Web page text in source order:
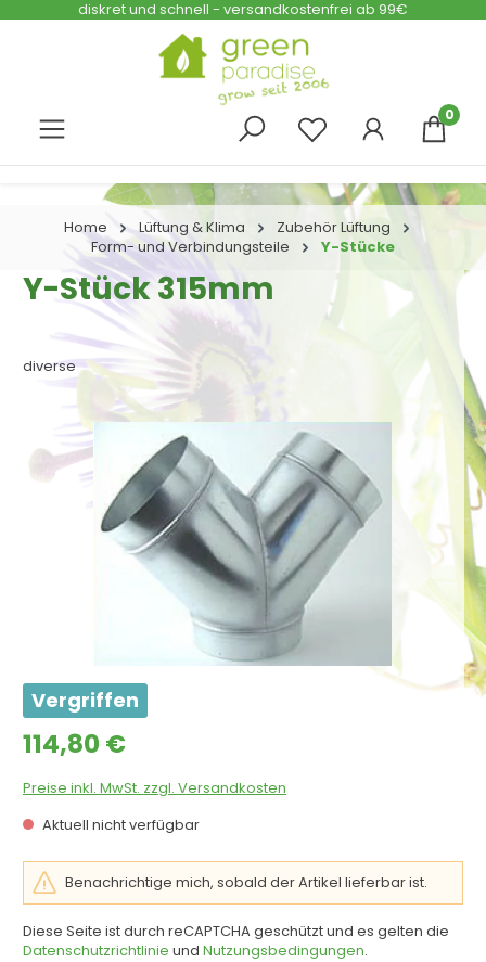
Zum Hauptinhalt springen
diskret und schnell - versandkostenfrei ab 99€
0
Home Lüftung & Klima
Zubehör Lüftung
Form- und Verbindungsteile
Y-Stücke
Y-Stück 315mm
diverse
Bildergalerie überspringen
Vergriffen
Regulärer Preis:
114,80 €
Preise inkl. MwSt. zzgl. Versandkosten
Aktuell nicht verfügbar
Benachrichtige mich, sobald der Artikel lieferbar ist.
Diese Seite ist durch reCAPTCHA geschützt und es gelten die
Datenschutzrichtlinie und Nutzungsbedingungen.